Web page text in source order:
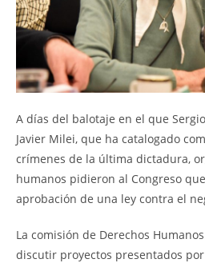
A días del balotaje en el que
Javier Milei, que ha catalogado
crímenes de la última dictadura,
humanos pidieron al Congreso
aprobación de una ley contra el
La comisión de Derechos
discutir proyectos presentados